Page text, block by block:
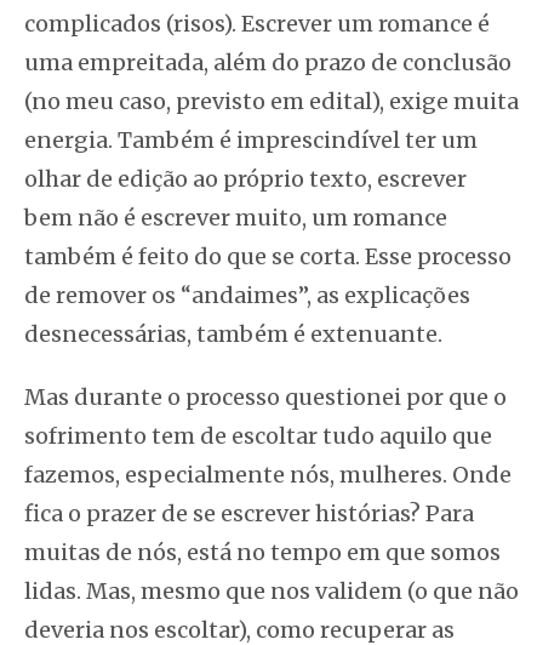
complicados (risos). Escrever um romance é
uma empreitada, além do prazo de conclusão
(no meu caso, previsto em edital), exige muita
energia. Também é imprescindível ter um
olhar de edição ao próprio texto, escrever
bem não é escrever muito, um romance
também é feito do que se corta. Esse processo
de remover os “andaimes”, as explicações
desnecessárias, também é extenuante.
Mas durante o processo questionei por que o
sofrimento tem de escoltar tudo aquilo que
fazemos, especialmente nós, mulheres. Onde
fica o prazer de se escrever histórias? Para
muitas de nós, está no tempo em que somos
lidas. Mas, mesmo que nos validem (o que não
deveria nos escoltar), como recuperar as